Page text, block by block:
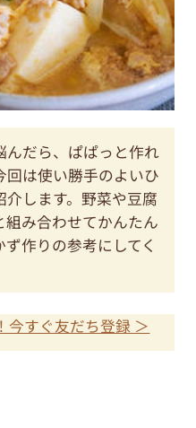
んだら、ぱぱっと作れ
回は使い勝手のよいひ
します。野菜や豆腐
み合わせてかんたん
作りの参考にしてく
今すぐ友だち登録 ＞